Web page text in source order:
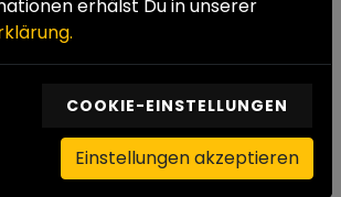
AN UNS
erhälst Du in unserer
COOKIE-EINSTELLUNGEN
Einstellungen akzeptieren